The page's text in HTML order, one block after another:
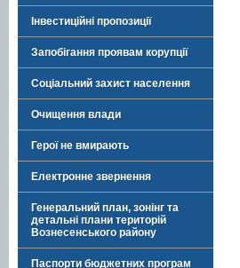
Інвестиційні пропозиції
Запобігання проявам корупції
Соціальний захист населення
Очищення влади
Герої не вмирають
Електронне звернення
Генеральний план, зонінг та
детальні плани територій
Вознесенського району
Паспорти бюджетних програм